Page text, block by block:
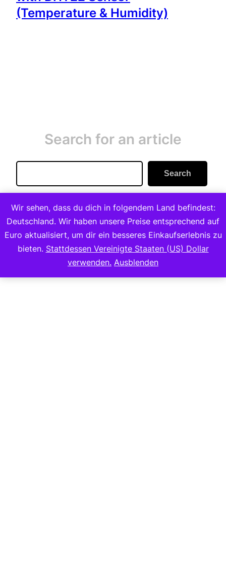
(Temperature & Humidity)
Search for an article
Search
Copyright 2023
Wir sehen, dass du dich in folgendem Land befindest:
Deutschland. Wir haben unsere Preise entsprechend auf
Euro aktualisiert, um dir ein besseres Einkaufserlebnis zu
bieten. Stattdessen Vereinigte Staaten (US) Dollar
verwenden. Ausblenden